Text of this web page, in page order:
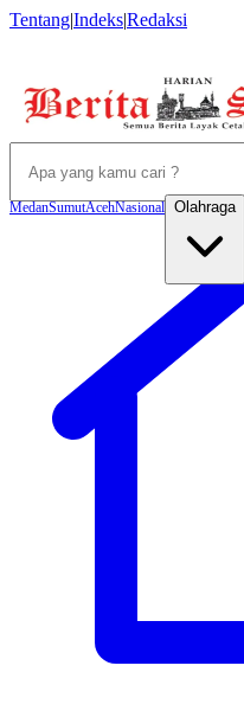
Tentang|Indeks|Redaksi
MedanSumutAcehNasional Olahraga